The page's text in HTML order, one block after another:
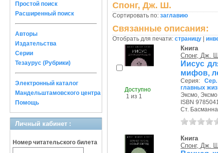
Простой поиск
Расширенный поиск
Авторы
Издательства
Серии
Тезаурус (Рубрики)
Электронный каталог
Мандельштамовского центра
Помощь
Личный кабинет :
Номер читательского билета
Спонг, Дж. Ш.
Сортировать по: заглавию
Связанные описания:
Отобрать для печати: страницу
Доступно
1 из 1
Книга
Спонг, Дж.
Иисус
мифов,
Серия:
главных
Эксмо,
ISBN
Ст.
Книга
Спонг, Дж.